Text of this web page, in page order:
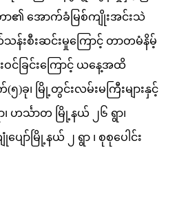
ာ၏ အောက်ခံမြစ်ကျိုးအင်းသဲ
န်းစီးဆင်းမှုကြောင့် တာတမံနိမ့်
းဝင်ခြင်းကြောင့် ယနေ့အထိ
)ခု၊ မြို့တွင်းလမ်းမကြီးများနှင့်
၊ ဟင်္သာတ မြို့နယ် ၂၆ ရွာ၊
ော်မြို့နယ် ၂ ရွာ ၊ စုစုပေါင်း